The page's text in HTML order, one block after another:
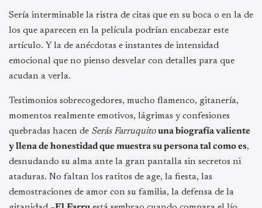
Sería interminable la ristra de citas que en su boca o en la de
los que aparecen en la película podrían encabezar este
artículo. Y la de anécdotas e instantes de intensidad
emocional que no pienso desvelar con detalles para que
acudan a verla.
Testimonios sobrecogedores, mucho flamenco, gitanería,
momentos realmente emotivos, lágrimas y confesiones
quebradas hacen de Serás Farruquito una biografía valiente
y llena de honestidad que muestra su persona tal como es,
desnudando su alma ante la gran pantalla sin secretos ni
ataduras. No faltan los ratitos de age, la fiesta, las
demostraciones de amor con su familia, la defensa de la